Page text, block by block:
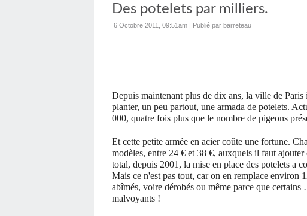
Des potelets par milliers.
6 Octobre 2011, 09:51am | Publié par barreteau
Depuis maintenant plus de dix ans, la ville de
planter, un peu partout, une armada de potelets.
000, quatre fois plus que le nombre de pigeons
Et cette petite armée en acier coûte une fortune.
modèles, entre 24 € et 38 €, auxquels il faut
total, depuis 2001, la mise en place des potelets a
Mais ce n'est pas tout, car on en remplace environ
abîmés, voire dérobés ou même parce que
malvoyants !